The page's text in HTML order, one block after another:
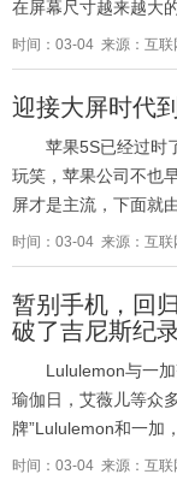
在屏幕尺寸越来越大
时间：03-04 来源：互联
迎接大屏时代
苹果5S已经过时
玩笑，苹果公司不也
屏才是主流，下面就
时间：03-04 来源：互联
暂别手机，回
破了吉尼斯纪
Lululemon与一
瑜伽日，艾薇儿等众
牌”Lululemon和一加
时间：03-04 来源：互联